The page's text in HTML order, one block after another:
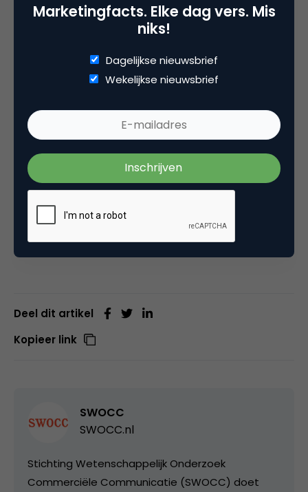
gedrag bij werknemers en consumenten te
Het volledige artikel van Wu, Sampler, Morales,
and Fitzsimons is getiteld ‘It’s too pretty to use!
When and how enhanced product aesthetics
discourage usage and lower consumption
’ en verschijnt in Journal of
Consumer Research (2017). U vindt het artikel
Deel dit artikel
Kopieer link
SWOCC
SWOCC.nl
Stichting Wetenschappelijk Onderzoek
Commerciële Communicatie (SWOCC) doet
Marketingfacts. Elke dag vers. Mis
niks!
Dagelijkse nieuwsbrief
Wekelijkse nieuwsbrief